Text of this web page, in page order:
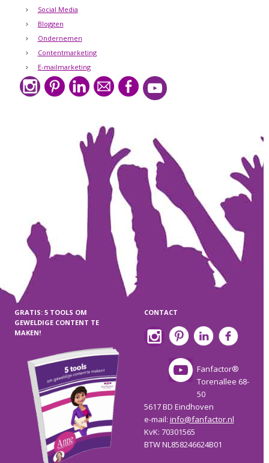
Social Media
Bloggen
Ondernemen
Contentmarketing
E-mailmarketing
GRATIS: 5 TOOLS OM
GEWELDIGE CONTENT TE
MAKEN!
CONTACT
Fanfactor®
Torenallee 68-
50
5617 BD Eindhoven
e-mail: info@fanfactor.nl
KvK: 70301565
BTW NL858246624B01